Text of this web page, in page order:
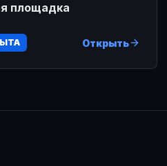
площадка
Открыть